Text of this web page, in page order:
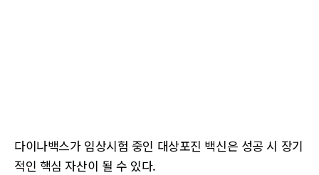
다이나백스가 임상시험 중인 대상포진 백신은 성공 시 장기
적인 핵심 자산이 될 수 있다.